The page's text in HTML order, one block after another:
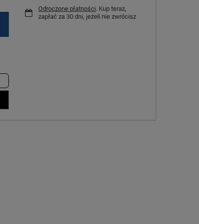
Odroczone płatności. Kup teraz,
zapłać za 30 dni, jeżeli nie zwrócisz